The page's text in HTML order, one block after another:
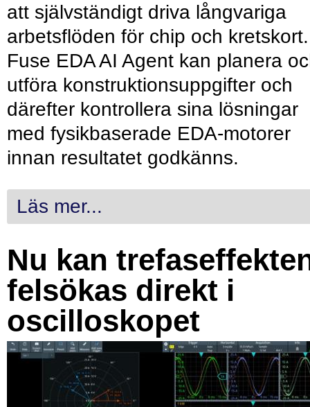
att självständigt driva långvariga
arbetsflöden för chip och kretskort.
Fuse EDA AI Agent kan planera
utföra konstruktionsuppgifter och
därefter kontrollera sina lösningar
med fysikbaserade EDA-motorer
innan resultatet godkänns.
Läs mer...
Nu kan
felsökas direkt i
oscilloskopet